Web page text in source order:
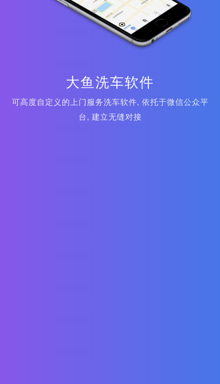
大鱼洗车软件
可高度自定义的上门服务洗车软件, 依托于微信公众平
台, 建立无缝对接